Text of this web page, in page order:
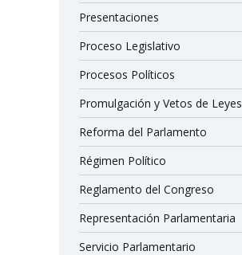
Presentaciones
Proceso Legislativo
Procesos Políticos
Promulgación y Vetos de Leyes
Reforma del Parlamento
Régimen Político
Reglamento del Congreso
Representación Parlamentaria
Servicio Parlamentario